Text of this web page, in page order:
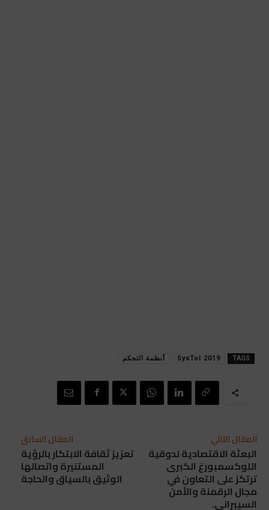
TAGS
SysTol 2019 أنظمة التحكم
المقال السابق
تعزيز ثقافة الابتكار بالرؤية
المستنيرة واتصالها
الوثيق بالسياق والحاجة
المقال التالي
البعثة الاقتصادية لدوقية
اللوكسمبورغ الكبرى
ترتكز على التعاون في
مجال الرقمنة والأمن
السيبراني.